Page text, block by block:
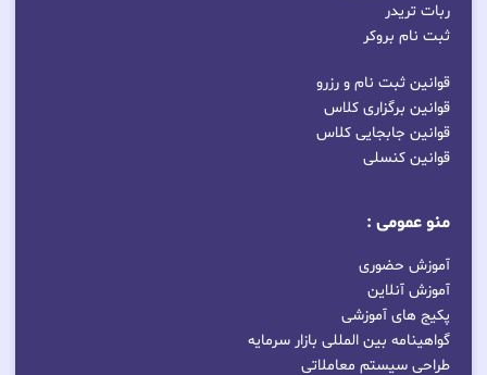
ربات تریدر
ثبت نام بروکر
قوانین ثبت نام و رزرو
قوانین برگزاری کلاس
قوانین جابجایی کلاس
قوانین کنسلی
منو عمومی :
آموزش حضوری
آموزش آنلاین
پکیج های آموزشی
گواهینامه بین المللی بازار سرمایه
طراحی سیستم معاملاتی